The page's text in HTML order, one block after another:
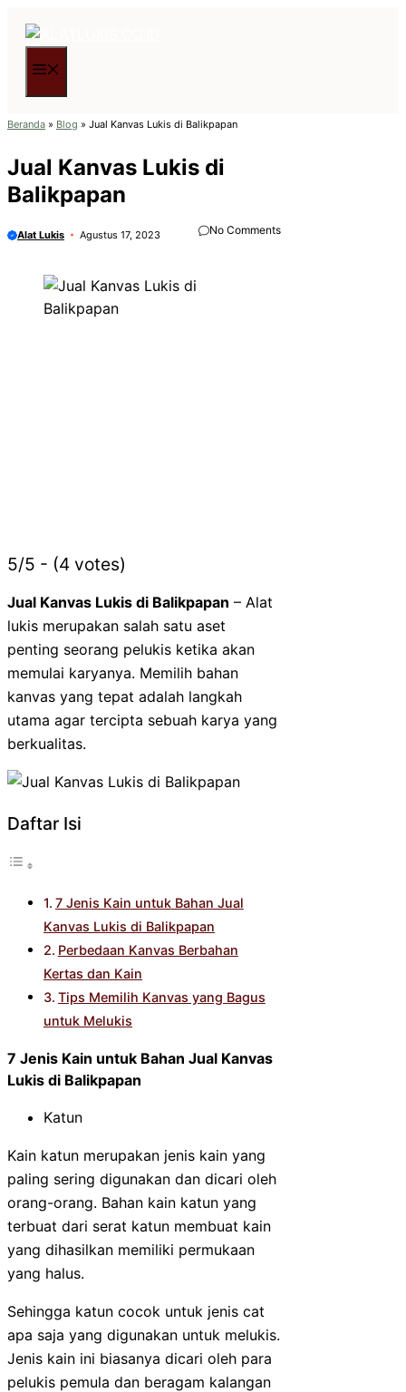
Beranda » Blog » Jual Kanvas Lukis di Balikpapan
Jual Kanvas Lukis di
Balikpapan
Alat Lukis Agustus 17, 2023 No Comments
5/5 - (4 votes)
Jual Kanvas Lukis di Balikpapan – Alat
lukis merupakan salah satu aset
penting seorang pelukis ketika akan
memulai karyanya. Memilih bahan
kanvas yang tepat adalah langkah
utama agar tercipta sebuah karya yang
berkualitas.
Daftar Isi
7 Jenis Kain untuk Bahan Jual
Kanvas Lukis di Balikpapan
Perbedaan Kanvas Berbahan
Kertas dan Kain
Tips Memilih Kanvas yang Bagus
untuk Melukis
7 Jenis Kain untuk Bahan Jual Kanvas
Lukis di Balikpapan
Katun
Kain katun merupakan jenis kain yang
paling sering digunakan dan dicari oleh
orang-orang. Bahan kain katun yang
terbuat dari serat katun membuat kain
yang dihasilkan memiliki permukaan
yang halus.
Sehingga katun cocok untuk jenis cat
apa saja yang digunakan untuk melukis.
Jenis kain ini biasanya dicari oleh para
pelukis pemula dan beragam kalangan